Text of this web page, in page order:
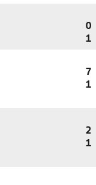
0
1
7
1
2
1